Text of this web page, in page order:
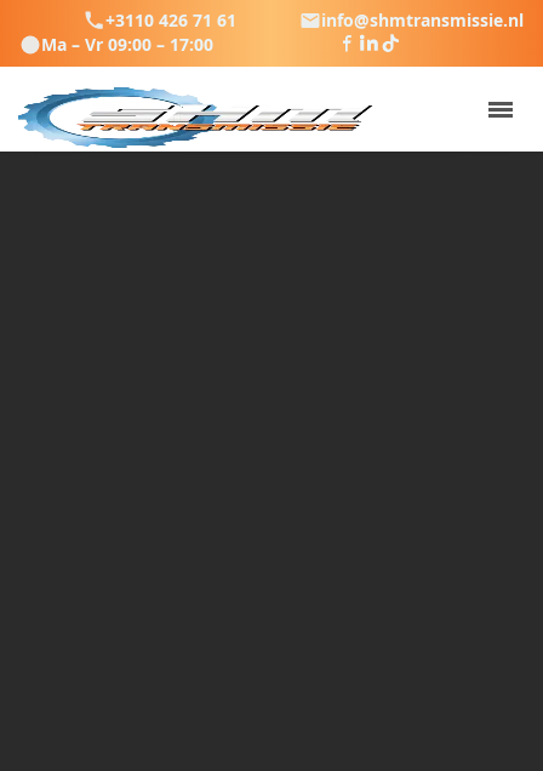
+3110 426 71 61
info@shmtransmissie.nl
Ma – Vr 09:00 – 17:00